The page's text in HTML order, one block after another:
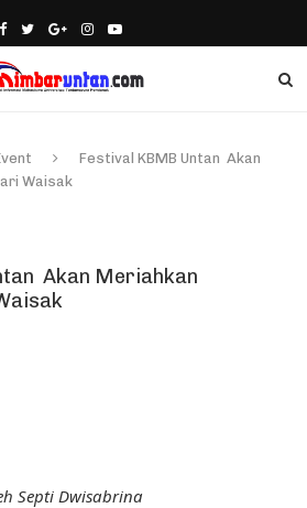
Festival KBMB Untan Akan
Waisak
Akan Meriahkan
Septi Dwisabrina